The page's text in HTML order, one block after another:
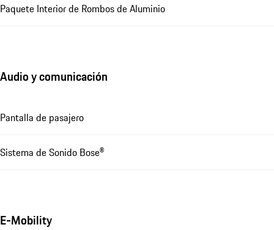
Paquete Interior de Rombos de Aluminio
Audio y comunicación
Pantalla de pasajero
Sistema de Sonido Bose®
E-Mobility